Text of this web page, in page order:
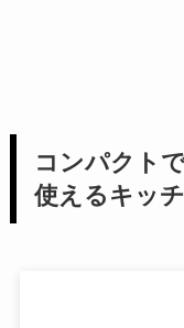
コンパクト
使えるキッ